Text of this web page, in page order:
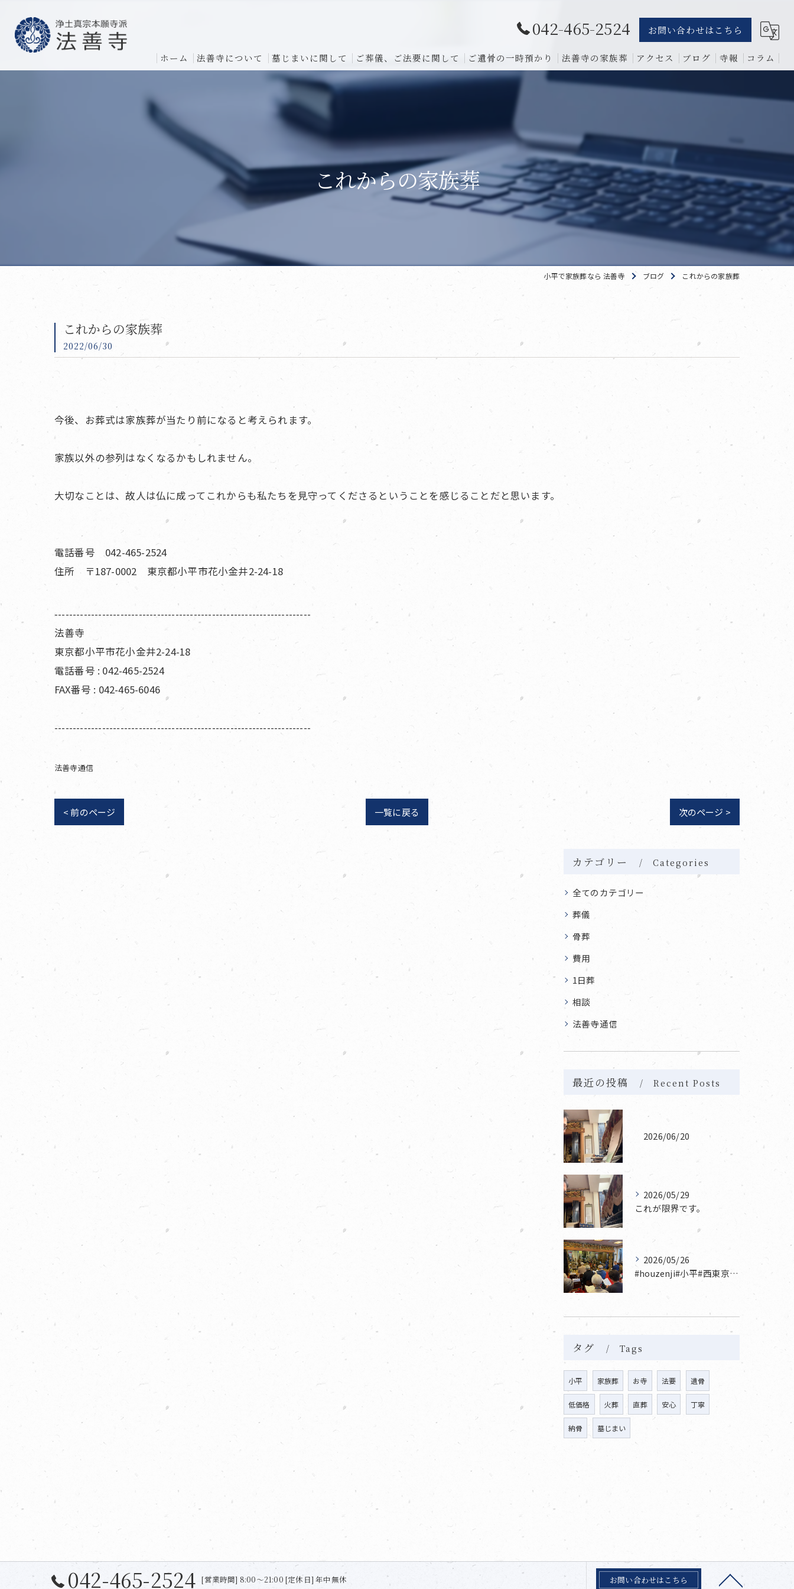
042-465-2524 お問い合わせはこちら
ホーム 法善寺について 墓じまいに関して ご葬儀、ご法要に関して ご遺骨の一時預かり 法善寺の家族葬
費用
1日葬
相談
アクセス ブログ 寺報 コラム
これからの家族葬
小平で家族葬なら 法善寺 ブログ これからの家族葬
これからの家族葬
2022/06/30
今後、お葬式は家族葬が当たり前になると考えられます。
家族以外の参列はなくなるかもしれません。
大切なことは、故人は仏に成ってこれからも私たちを見守ってくださるということを感じることだと思います。
電話番号 042-465-2524
住所 〒187-0002 東京都小平市花小金井2-24-18
----------------------------------------------------------------------
法善寺
東京都小平市花小金井2-24-18
電話番号 : 042-465-2524
FAX番号 : 042-465-6046
----------------------------------------------------------------------
法善寺通信
< 前のページ 一覧に戻る 次のページ >
カテゴリー Categories
全てのカテゴリー
葬儀
骨葬
費用
1日葬
相談
法善寺通信
最近の投稿 Recent Posts
2026/06/20
2026/05/29
これが限界です。
2026/05/26
#houzenji#小平#西東京市#東村山#立川市国分寺市寺...
タグ Tags
小平 家族葬 お寺 法要 遺骨
低価格 火葬 直葬 安心 丁寧
納骨 墓じまい
042-465-2524 [営業時間] 8:00〜21:00 [定休日] 年中無休 お問い合わせはこちら